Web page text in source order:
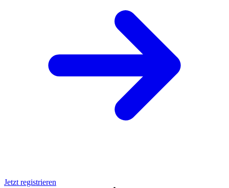
Jetzt registrieren